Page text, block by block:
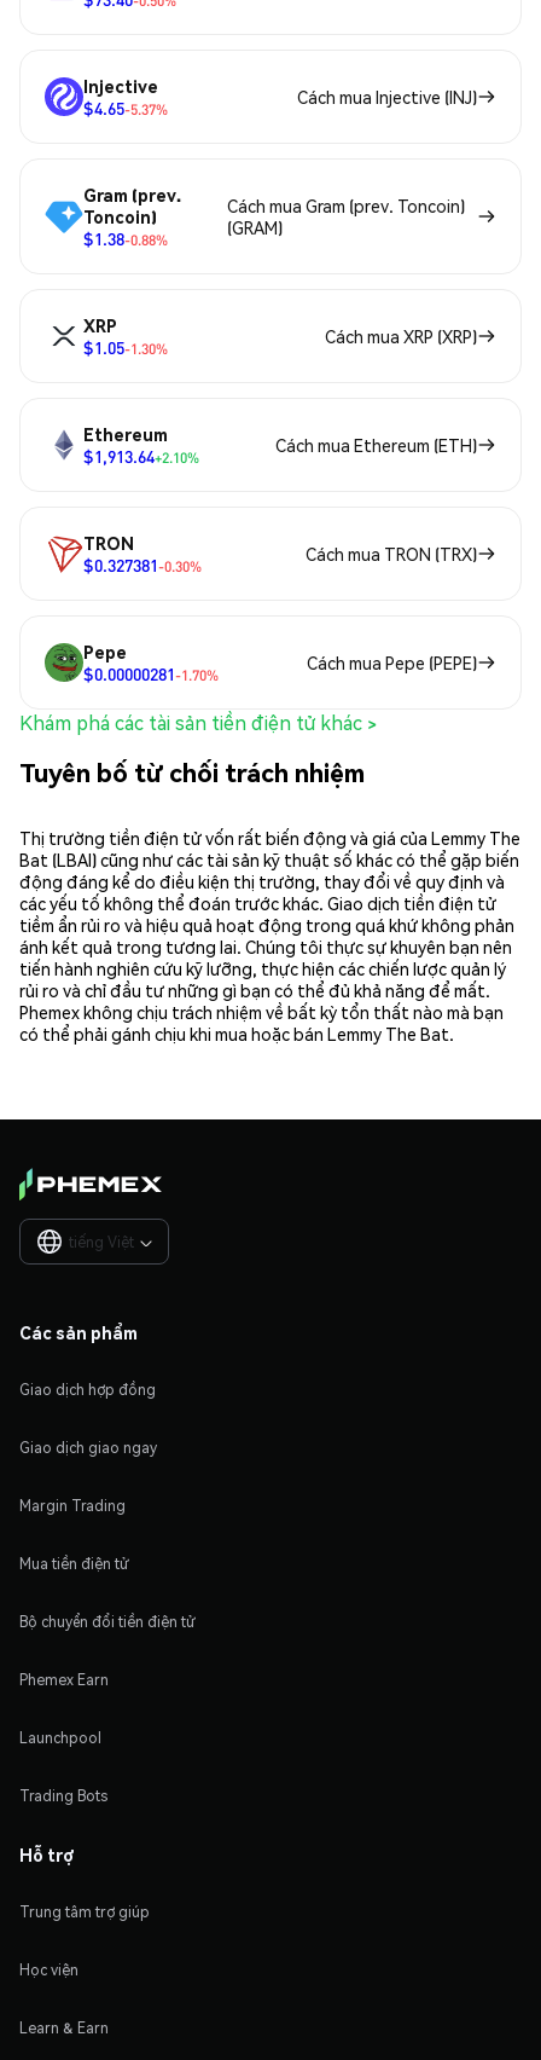
Injective
$4.65-5.37%
Cách mua Injective (INJ)
Gram (prev.
Toncoin)
$1.38-0.88%
Cách mua Gram (prev. Toncoin)
(GRAM)
XRP
$1.05-1.30%
Cách mua XRP (XRP)
Ethereum
$1,913.64+2.10%
Cách mua Ethereum (ETH)
TRON
$0.327381-0.30%
Cách mua TRON (TRX)
Pepe
$0.00000281-1.70%
Cách mua Pepe (PEPE)
Khám phá các tài sản tiền điện tử khác >
Tuyên bố từ chối trách nhiệm
Thị trường tiền điện tử vốn rất biến động và giá của Lemmy The
Bat (LBAI) cũng như các tài sản kỹ thuật số khác có thể gặp biến
động đáng kể do điều kiện thị trường, thay đổi về quy định và
các yếu tố không thể đoán trước khác. Giao dịch tiền điện tử
tiềm ẩn rủi ro và hiệu quả hoạt động trong quá khứ không phản
ánh kết quả trong tương lai. Chúng tôi thực sự khuyên bạn nên
tiến hành nghiên cứu kỹ lưỡng, thực hiện các chiến lược quản lý
rủi ro và chỉ đầu tư những gì bạn có thể đủ khả năng để mất.
Phemex không chịu trách nhiệm về bất kỳ tổn thất nào mà bạn
có thể phải gánh chịu khi mua hoặc bán Lemmy The Bat.
tiếng Việt 
Các sản phẩm
Giao dịch hợp đồng
Giao dịch giao ngay
Margin Trading
Mua tiền điện tử
Bộ chuyển đổi tiền điện tử
Phemex Earn
Launchpool
Trading Bots
Hỗ trợ
Trung tâm trợ giúp
Học viện
Learn & Earn